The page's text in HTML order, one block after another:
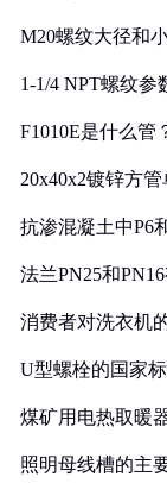
M20螺纹大径和
1-1/4 NPT螺纹
F1010E是什么管
20x40x2镀锌方
抗渗混凝土中P6
法兰PN25和
消费者对洗衣机
U型螺栓的国家
煤矿用电热取暖
照明母线槽的主